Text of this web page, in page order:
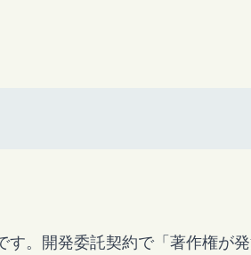
。開発委託契約で「著作権が